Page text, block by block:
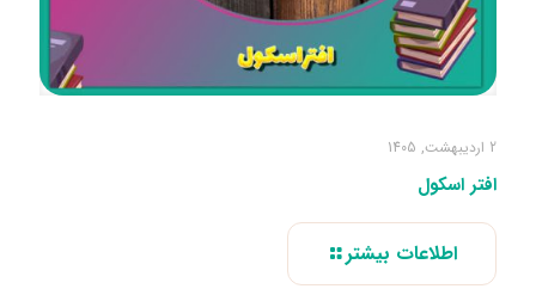
2 اردیبهشت, 1405
افتر اسکول
اطلاعات بیشتر